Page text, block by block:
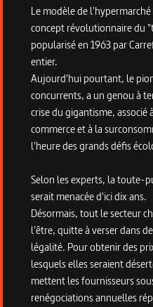
Le modèle de
concept révolutionnaire du
popularisé en 1963 par
entier.
Aujourd'hui pourtant, le
concurrents, a un genou à
crise du gigantisme,
commerce et à la
l'heure des grands défis
Selon les experts, la toute-
serait menacée d'ici dix ans.
Désormais, tout le secteur
l'être, quitte à verser dans
légalité. Pour obtenir des
lesquels elles seraient
mettent les fournisseurs
renégociations annuelles